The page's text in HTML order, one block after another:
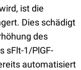
ist die
Dies schädigt
des
sFlt-1/PlGF-
automatisiert